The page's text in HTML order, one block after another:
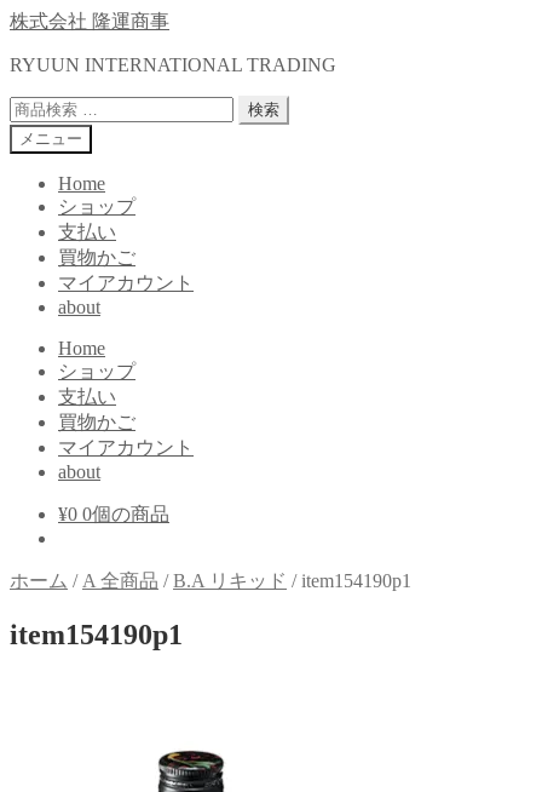
ナ
ゲ
ー
シ
ョ
コ
テ
ン
ツ
へ
株式会社 隆運商事
RYUUN INTERNATIONAL TRADING
検
索
対
検索
メニュー
Home
ショップ
支払い
買物かご
マイアカウント
about
Home
ショップ
支払い
買物かご
マイアカウント
about
¥0 0個の商品
ホーム / A 全商品 /B.A リキッド /item154190p1
item154190p1